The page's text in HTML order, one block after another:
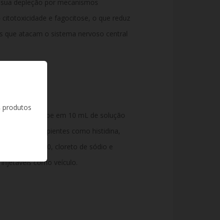
depleção por mecanismos
e fagocitose, o que reduz
que atacam o sistema nervoso central
inebilizumabe em 10 mL de solução
além de excipientes como histidina,
80, cloreto de sódio e
como veículo.
produtos